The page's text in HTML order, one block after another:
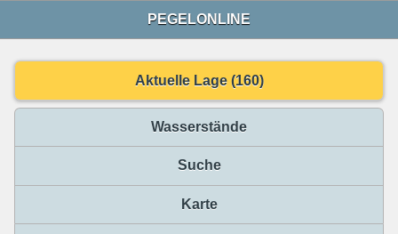
PEGELONLINE
Aktuelle Lage (160)
Wasserstände
Suche
Karte